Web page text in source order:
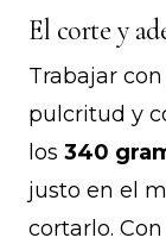
El corte y
Trabajar
pulcritud y
los 340
justo en el
cortarlo.